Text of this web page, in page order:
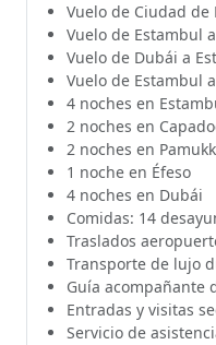
Vuelo de Ciudad de
Vuelo de Estambul
Vuelo de Dubái a
Vuelo de Estambul
4 noches en
2 noches en
2 noches en
1 noche en Éfeso
4 noches en Dubái
Comidas: 14
Traslados
Transporte de lujo
Guía acompañante
Entradas y visitas
Servicio de